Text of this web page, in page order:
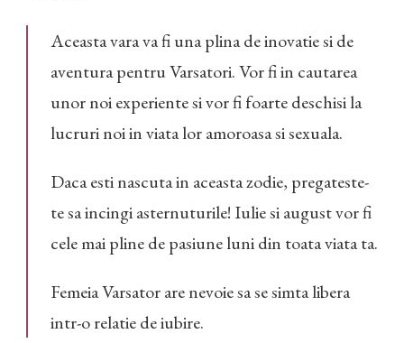
Aceasta vara va fi una plina de inovatie si de
aventura pentru Varsatori. Vor fi in cautarea
unor noi experiente si vor fi foarte deschisi la
lucruri noi in viata lor amoroasa si sexuala.
Daca esti nascuta in aceasta zodie, pregateste-
te sa incingi asternuturile! Iulie si august vor fi
cele mai pline de pasiune luni din toata viata ta.
Femeia Varsator are nevoie sa se simta libera
intr-o relatie de iubire.